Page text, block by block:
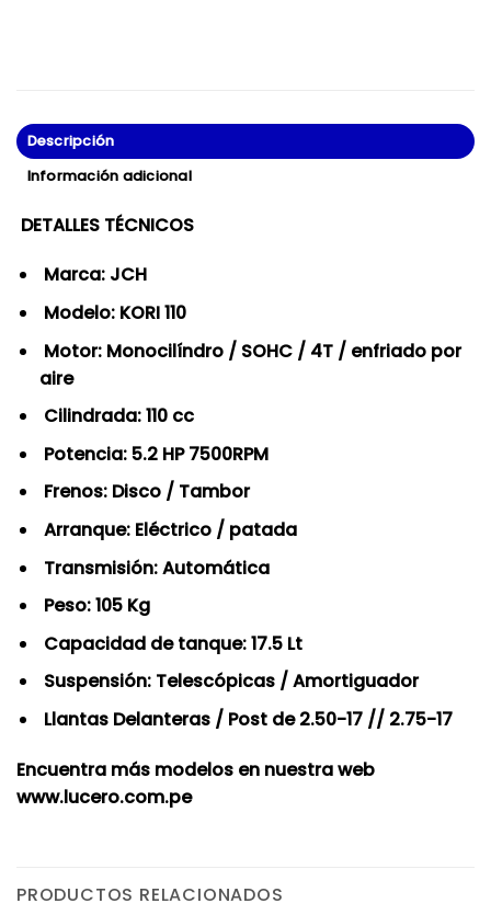
Descripción
Información adicional
DETALLES TÉCNICOS
Marca: JCH
Modelo: KORI 110
Motor: Monocilíndro / SOHC / 4T / enfriado por
aire
Cilindrada: 110 cc
Potencia: 5.2 HP 7500RPM
Frenos: Disco / Tambor
Arranque: Eléctrico / patada
Transmisión: Automática
Peso: 105 Kg
Capacidad de tanque: 17.5 Lt
Suspensión: Telescópicas / Amortiguador
Llantas Delanteras / Post de 2.50-17 // 2.75-17
Encuentra más modelos en nuestra web
www.lucero.com.pe
PRODUCTOS RELACIONADOS